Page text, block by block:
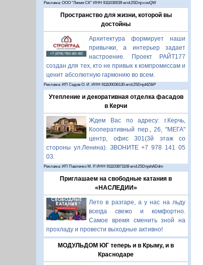
Реклама: ООО "Линия СК" ИНН 9111030039 erid:2SDnjccooQW
Пространство для жизни, которой вы
достойны
Архитектура формирует наши
привычки, а интерьер задает
настроение. Проект РАЙТ177
создан для тех, кто не привык к компромиссам и
ценит абсолютную гармонию во всем.
Реклама: ИП Седов О. И. ИНН 911100036130 erid:2SDnjd4Z8iP
Утепление и декоративная отделка фасадов
в Керчи
Ждем Вас по адресу: г.Керчь,
Кооперативный пер., 26, "МЕГА"
центр, офис 301(3й этаж со
стороны ул.Ленина). ЗВОНИТЕ +7 978 141 05
03.
Реклама: ИП Павленко М. Р. ИНН 911103871108 erid:2SDnjehADdm
Приглашаем на свободные катания в
«НАСЛЕДИИ»
Лето в разгаре, а у нас на льду
всегда свежо и комфортно.
Самое время сменить зной на
прохладу и провести выходные активно!
МОДУЛЬДОМ ЮГ теперь и в Крыму, и в
Краснодаре